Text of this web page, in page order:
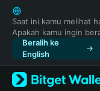
English
日本語
Tiếng Việt
Русский
Español
Türkçe
Saat ini kamu melihat
Apakah kamu ingin
Beralih ke
English